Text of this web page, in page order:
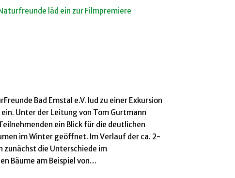
läd ein zur Filmpremiere
Bad Emstal e.V. lud zu einer Exkursion
Unter der Leitung von Tom Gurtmann
ein Blick für die deutlichen
im Winter geöffnet. Im Verlauf der ca. 2-
zunächst die Unterschiede im
Bäume am Beispiel von…